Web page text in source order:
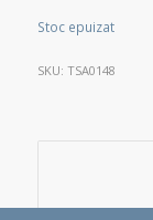
Stoc epuizat
SKU: TSA0148